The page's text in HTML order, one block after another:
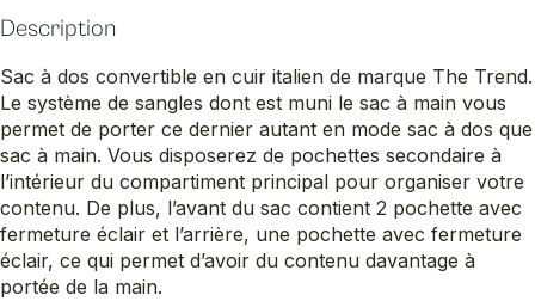
Description
Sac à dos convertible en cuir italien de marque The Trend.
Le système de sangles dont est muni le sac à main vous
permet de porter ce dernier autant en mode sac à dos que
sac à main. Vous disposerez de pochettes secondaire à
l’intérieur du compartiment principal pour organiser votre
contenu. De plus, l’avant du sac contient 2 pochette avec
fermeture éclair et l’arrière, une pochette avec fermeture
éclair, ce qui permet d’avoir du contenu davantage à
portée de la main.